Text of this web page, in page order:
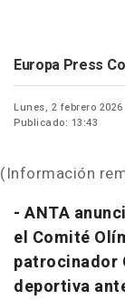
Europa Press
Lunes, 2 febrero 2026
Publicado: 13:43
(Información
- ANTA
el Comité
patrocinador
deportiva